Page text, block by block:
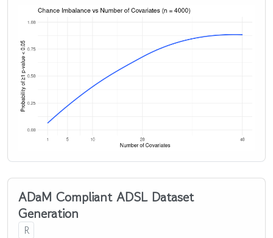
ADaM Compliant ADSL Dataset
Generation
R